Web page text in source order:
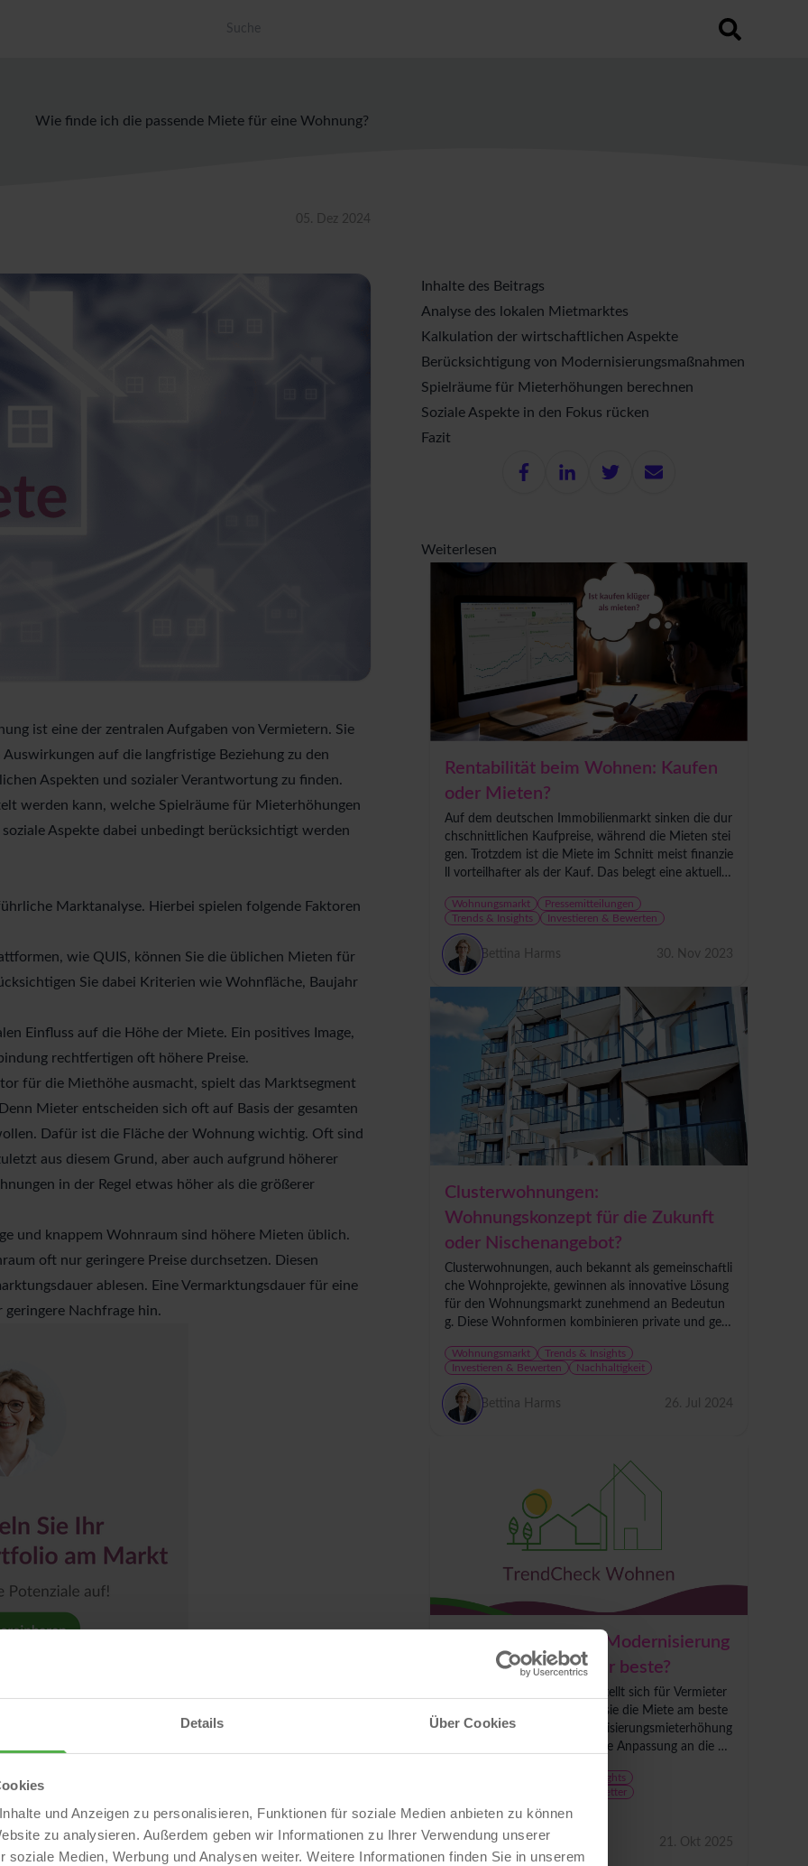
Details Über Cookies
und Anzeigen zu personalisieren, Funktionen für soziale Medien anbieten zu können
zu analysieren. Außerdem geben wir Informationen zu Ihrer Verwendung unserer
soziale Medien, Werbung und Analysen weiter. Weitere Informationen finden Sie in unserem
Wie finde ich die passende Miete für eine Wohnung?
05. Dez 2024
Inhalte des Beitrags
Analyse des lokalen Mietmarktes
Kalkulation der wirtschaftlichen Aspekte
Berücksichtigung von Modernisierungsmaßnahmen
Spielräume für Mieterhöhungen berechnen
Soziale Aspekte in den Fokus rücken
Fazit
Weiterlesen
Rentabilität beim Wohnen: Kaufen
oder Mieten?
Auf dem deutschen Immobilienmarkt sinken die dur
chschnittlichen Kaufpreise, während die Mieten stei
gen. Trotzdem ist die Miete im Schnitt meist finanzie
ll vorteilhafter als der Kauf. Das belegt eine aktuelle
Wohnungsmarkt
Pressemitteilungen
Trends & Insights
Investieren & Bewerten
Bettina Harms 30. Nov 2023
Clusterwohnungen:
Wohnungskonzept für die Zukunft
oder Nischenangebot?
Clusterwohnungen, auch bekannt als gemeinschaftli
che Wohnprojekte, gewinnen als innovative Lösung
für den Wohnungsmarkt zunehmend an Bedeutun
g. Diese Wohnformen kombinieren private und gem
n...Wohnungsmarkt
Trends & Insights
Investieren & Bewerten
Nachhaltigkeit
Bettina Harms 26. Jul 2024
Mieterhöhung nach Modernisierung
- welcher Weg ist der beste?
Nach einer Modernisierung stellt sich für Vermieter
die Frage, auf welchem Weg sie die Miete am beste
n anpassen: über die Modernisierungsmieterhöhung
nach § 559 BGB oder über die Anpassung an die or
Trends & Insights
Newsletter
TrendCheck Wohnen
Matthias Klupp 21. Okt 2025
ist eine der zentralen Aufgaben von Vermietern. Sie
auf die langfristige Beziehung zu den
Aspekten und sozialer Verantwortung zu finden.
werden kann, welche Spielräume für Mieterhöhungen
Aspekte dabei unbedingt berücksichtigt werden
Marktanalyse. Hierbei spielen folgende Faktoren
wie QUIS, können Sie die üblichen Mieten für
Sie dabei Kriterien wie Wohnfläche, Baujahr
Einfluss auf die Höhe der Miete. Ein positives Image,
rechtfertigen oft höhere Preise.
für die Miethöhe ausmacht, spielt das Marktsegment
Mieter entscheiden sich oft auf Basis der gesamten
Dafür ist die Fläche der Wohnung wichtig. Oft sind
aus diesem Grund, aber auch aufgrund höherer
in der Regel etwas höher als die größerer
und knappem Wohnraum sind höhere Mieten üblich.
oft nur geringere Preise durchsetzen. Diesen
ablesen. Eine Vermarktungsdauer für eine
geringere Nachfrage hin.
wirtschaftlich vertretbar ist. Neben der
Ihrer Immobilie berücksichtigen. Diese
Grundsteuer und Verwaltung müssen gedeckt sein.
Modernisierungen sollten in die Kalkulation einfließen.
ist, müssen die Zins- und Tilgungsraten berücksichtigt